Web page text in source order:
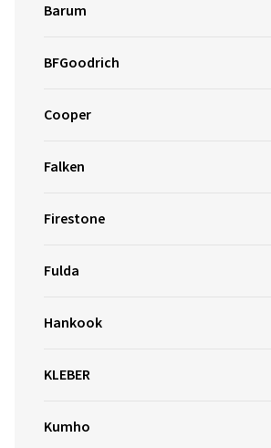
Barum
BFGoodrich
Cooper
Falken
Firestone
Fulda
Hankook
KLEBER
Kumho